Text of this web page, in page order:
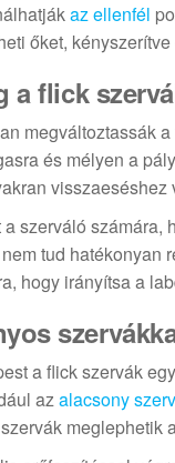
az ellenfél
őket,
a flick
megváltoztassák
és mélyen a
szerváló
tud
hogy irányítsa a
a flick szervák
azalacsony szerv